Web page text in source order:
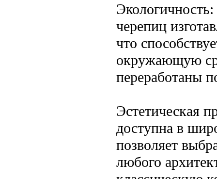
черепиц
что
окружающую
переработаны
Эстетическая
доступна в
позволяет
любого